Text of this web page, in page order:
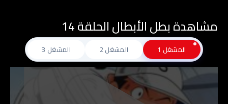
في محاولة منه لقيادة الفريق نحو احراز البطولة
الكبرى, فهل سينجح في مسعاه؟
مشاهدة بطل الأبطال الحلقة 14
المشغل 1 المشغل 2 المشغل 3